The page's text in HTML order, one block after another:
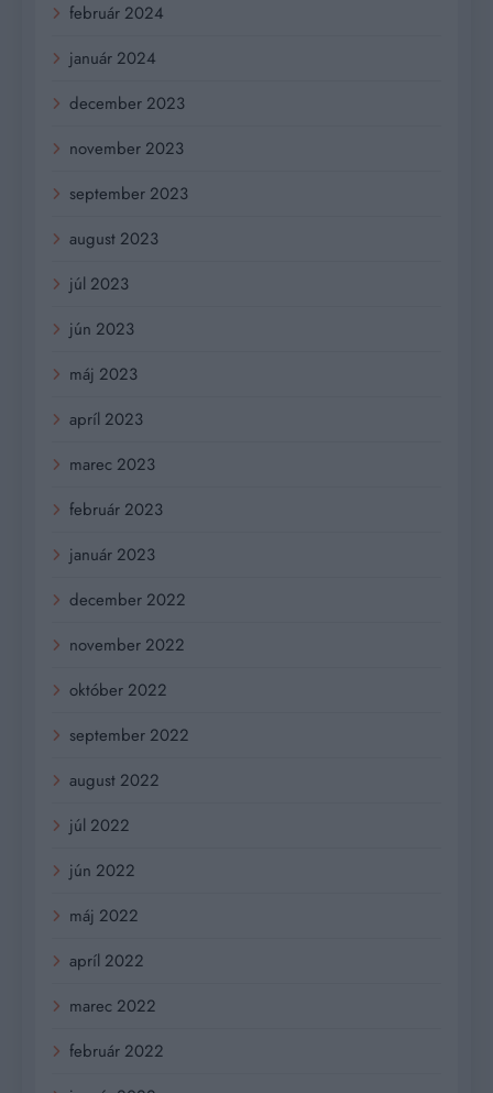
február 2024
január 2024
december 2023
november 2023
september 2023
august 2023
júl 2023
jún 2023
máj 2023
apríl 2023
marec 2023
február 2023
január 2023
december 2022
november 2022
október 2022
september 2022
august 2022
júl 2022
jún 2022
máj 2022
apríl 2022
marec 2022
február 2022